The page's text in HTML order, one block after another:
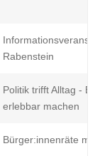
Rabenstein
Politik trifft Alltag -
erlebbar machen
Bürger:innenräte